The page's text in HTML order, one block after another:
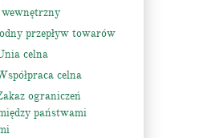
przepływ towarów
celna
celna
ograniczeń
państwami